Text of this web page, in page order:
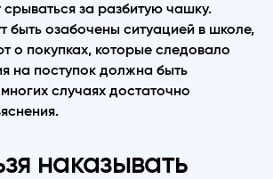
срываться за разбитую чашку.
быть озабочены ситуацией в школе,
о покупках, которые следовало
на поступок должна быть
случаях достаточно
наказывать